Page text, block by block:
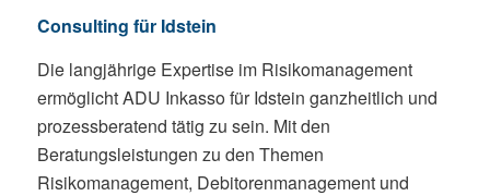
Consulting für Idstein
Die langjährige Expertise im Risikomanagement
ermöglicht ADU Inkasso für Idstein ganzheitlich und
prozessberatend tätig zu sein. Mit den
Beratungsleistungen zu den Themen
Risikomanagement, Debitorenmanagement und